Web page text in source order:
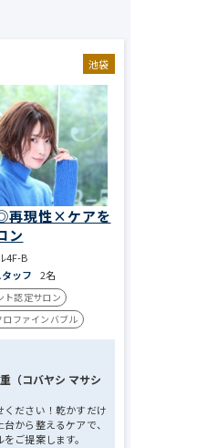
池袋
再現性×ケアを
ン
4F-B
タッフ 2名
ト認定サロン
ファインバブル
（コバヤシ マサシ
ださい！乾かすだけ
から整えるケアで、
ご提案します。